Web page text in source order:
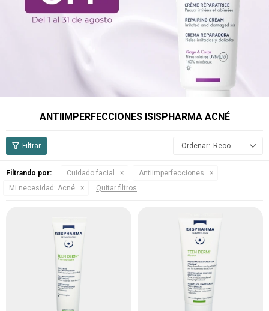
ANTIIMPERFECCIONES ISISPHARMA ACNÉ
Recomendados
Filtrando por: Cuidado facial
Antiimperfecciones
Mi necesidad: Acné Quitar filtros